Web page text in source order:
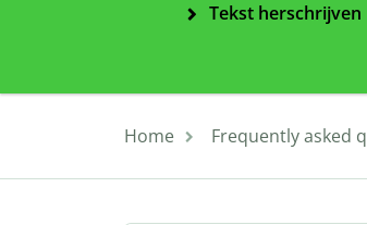
Tekst herschrijven
Home Frequently asked